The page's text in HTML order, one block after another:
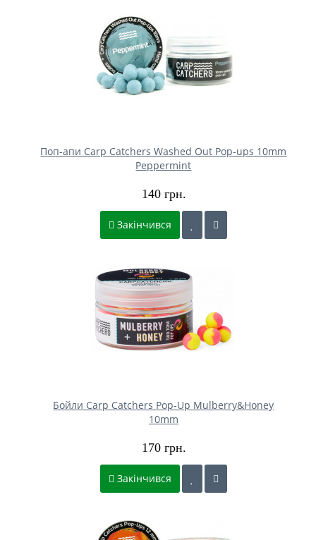
Поп-апи Carp Catchers Washed Out Pop-ups 10mm
Peppermint
140 грн.
Закінчився
Бойли Carp Catchers Pop-Up Mulberry&Honey
10mm
170 грн.
Закінчився